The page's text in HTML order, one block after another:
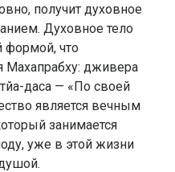
получит духовное
Духовное тело
формой, что
Махапрабху: дживера
даса — «По своей
является вечным
занимается
уже в этой жизни